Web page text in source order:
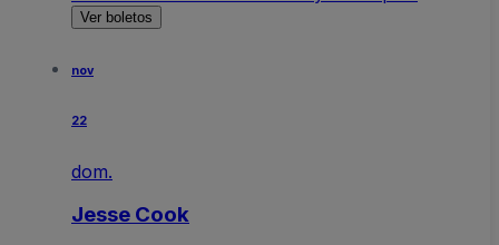
Ver boletos
nov
22
dom.
Jesse Cook